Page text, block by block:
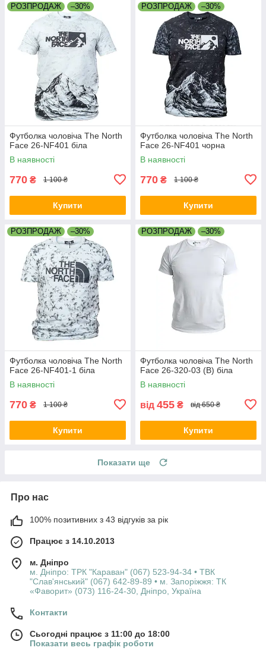
РОЗПРОДАЖ –30%
Футболка чоловіча The North
Face 26-NF401 біла
В наявності
770 ₴ 1 100 ₴
Купити
РОЗПРОДАЖ –30%
Футболка чоловіча The North
Face 26-NF401 чорна
В наявності
770 ₴ 1 100 ₴
Купити
РОЗПРОДАЖ –30%
Футболка чоловіча The North
Face 26-NF401-1 біла
В наявності
770 ₴ 1 100 ₴
Купити
РОЗПРОДАЖ –30%
Футболка чоловіча The North
Face 26-320-03 (B) біла
В наявності
від 455 ₴ від 650 ₴
Купити
Показати ще
Про нас
100% позитивних з 43 відгуків за рік
Працює з 14.10.2013
м. Дніпро
м. Дніпро: ТРК "Караван" (067) 523-94-34 • ТВК
"Слав'янський" (067) 642-89-89 • м. Запоріжжя: ТК
«Фаворит» (073) 116-24-30, Дніпро, Україна
Контакти
Сьогодні працює з 11:00 до 18:00
Показати весь графік роботи